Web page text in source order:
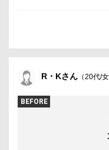
R・Kさん （20代/女
BEFORE